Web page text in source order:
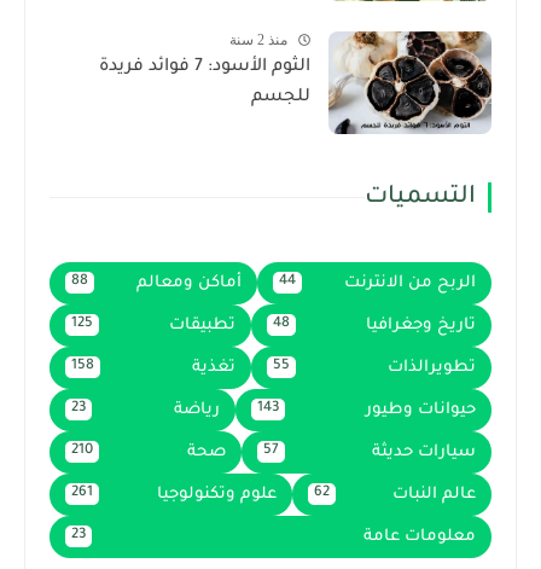
منذ 2 سنة
الثوم الأسود: 7 فوائد فريدة
للجسم
التسميات
الربح من الانترنت 44 أماكن ومعالم 88
تاريخ وجغرافيا 48 تطبيقات 125
تطويرالذات 55 تغذية 158
حيوانات وطيور 143 رياضة 23
سيارات حديثة 57 صحة 210
عالم النبات 62 علوم وتكنولوجيا 261
معلومات عامة 23